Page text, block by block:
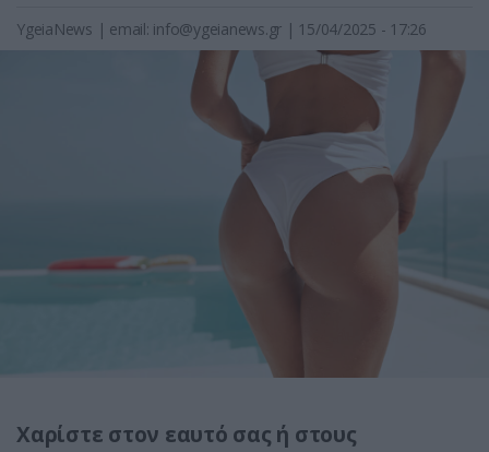
YgeiaNews | email: info@ygeianews.gr | 15/04/2025 - 17:26
Χαρίστε στον εαυτό σας ή στους